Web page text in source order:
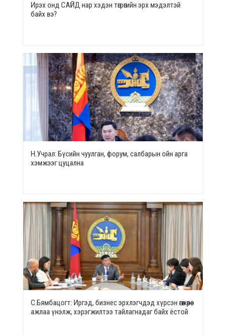
Ирэх онд САЙД нар хэдэн төгрөгийн эрх мэдэлтэй
байх вэ?
Н.Учрал: Бүсийн чуулган, форум, салбарын ойн арга
хэмжээг цуцална
С.Бямбацогт: Иргэд, бизнес эрхлэгчдэд хүрсэн өгөөжөөрөө
ажлаа үнэлж, хэрэгжилтээ тайлагнадаг байх ёстой